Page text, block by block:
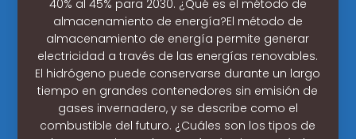
40% al 45% para 2030. ¿Qué es el método de
almacenamiento de energía?El método de
almacenamiento de energía permite generar
electricidad a través de las energías renovables.
El hidrógeno puede conservarse durante un largo
tiempo en grandes contenedores sin emisión de
gases invernadero, y se describe como el
combustible del futuro. ¿Cuáles son los tipos de